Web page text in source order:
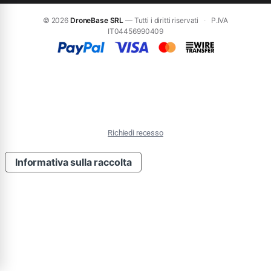
© 2026 DroneBase SRL — Tutti i diritti riservati ·
P.IVA
IT04456990409
Richiedi recesso
Informativa sulla raccolta